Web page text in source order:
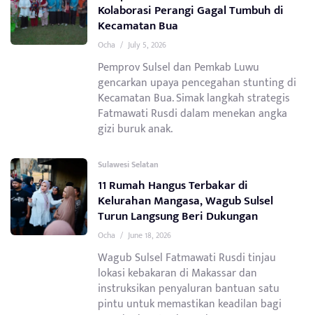
Kolaborasi Perangi Gagal Tumbuh di
Kecamatan Bua
Ocha / July 5, 2026
Pemprov Sulsel dan Pemkab Luwu
gencarkan upaya pencegahan stunting di
Kecamatan Bua. Simak langkah strategis
Fatmawati Rusdi dalam menekan angka
gizi buruk anak.
Sulawesi Selatan
11 Rumah Hangus Terbakar di
Kelurahan Mangasa, Wagub Sulsel
Turun Langsung Beri Dukungan
Ocha / June 18, 2026
Wagub Sulsel Fatmawati Rusdi tinjau
lokasi kebakaran di Makassar dan
instruksikan penyaluran bantuan satu
pintu untuk memastikan keadilan bagi